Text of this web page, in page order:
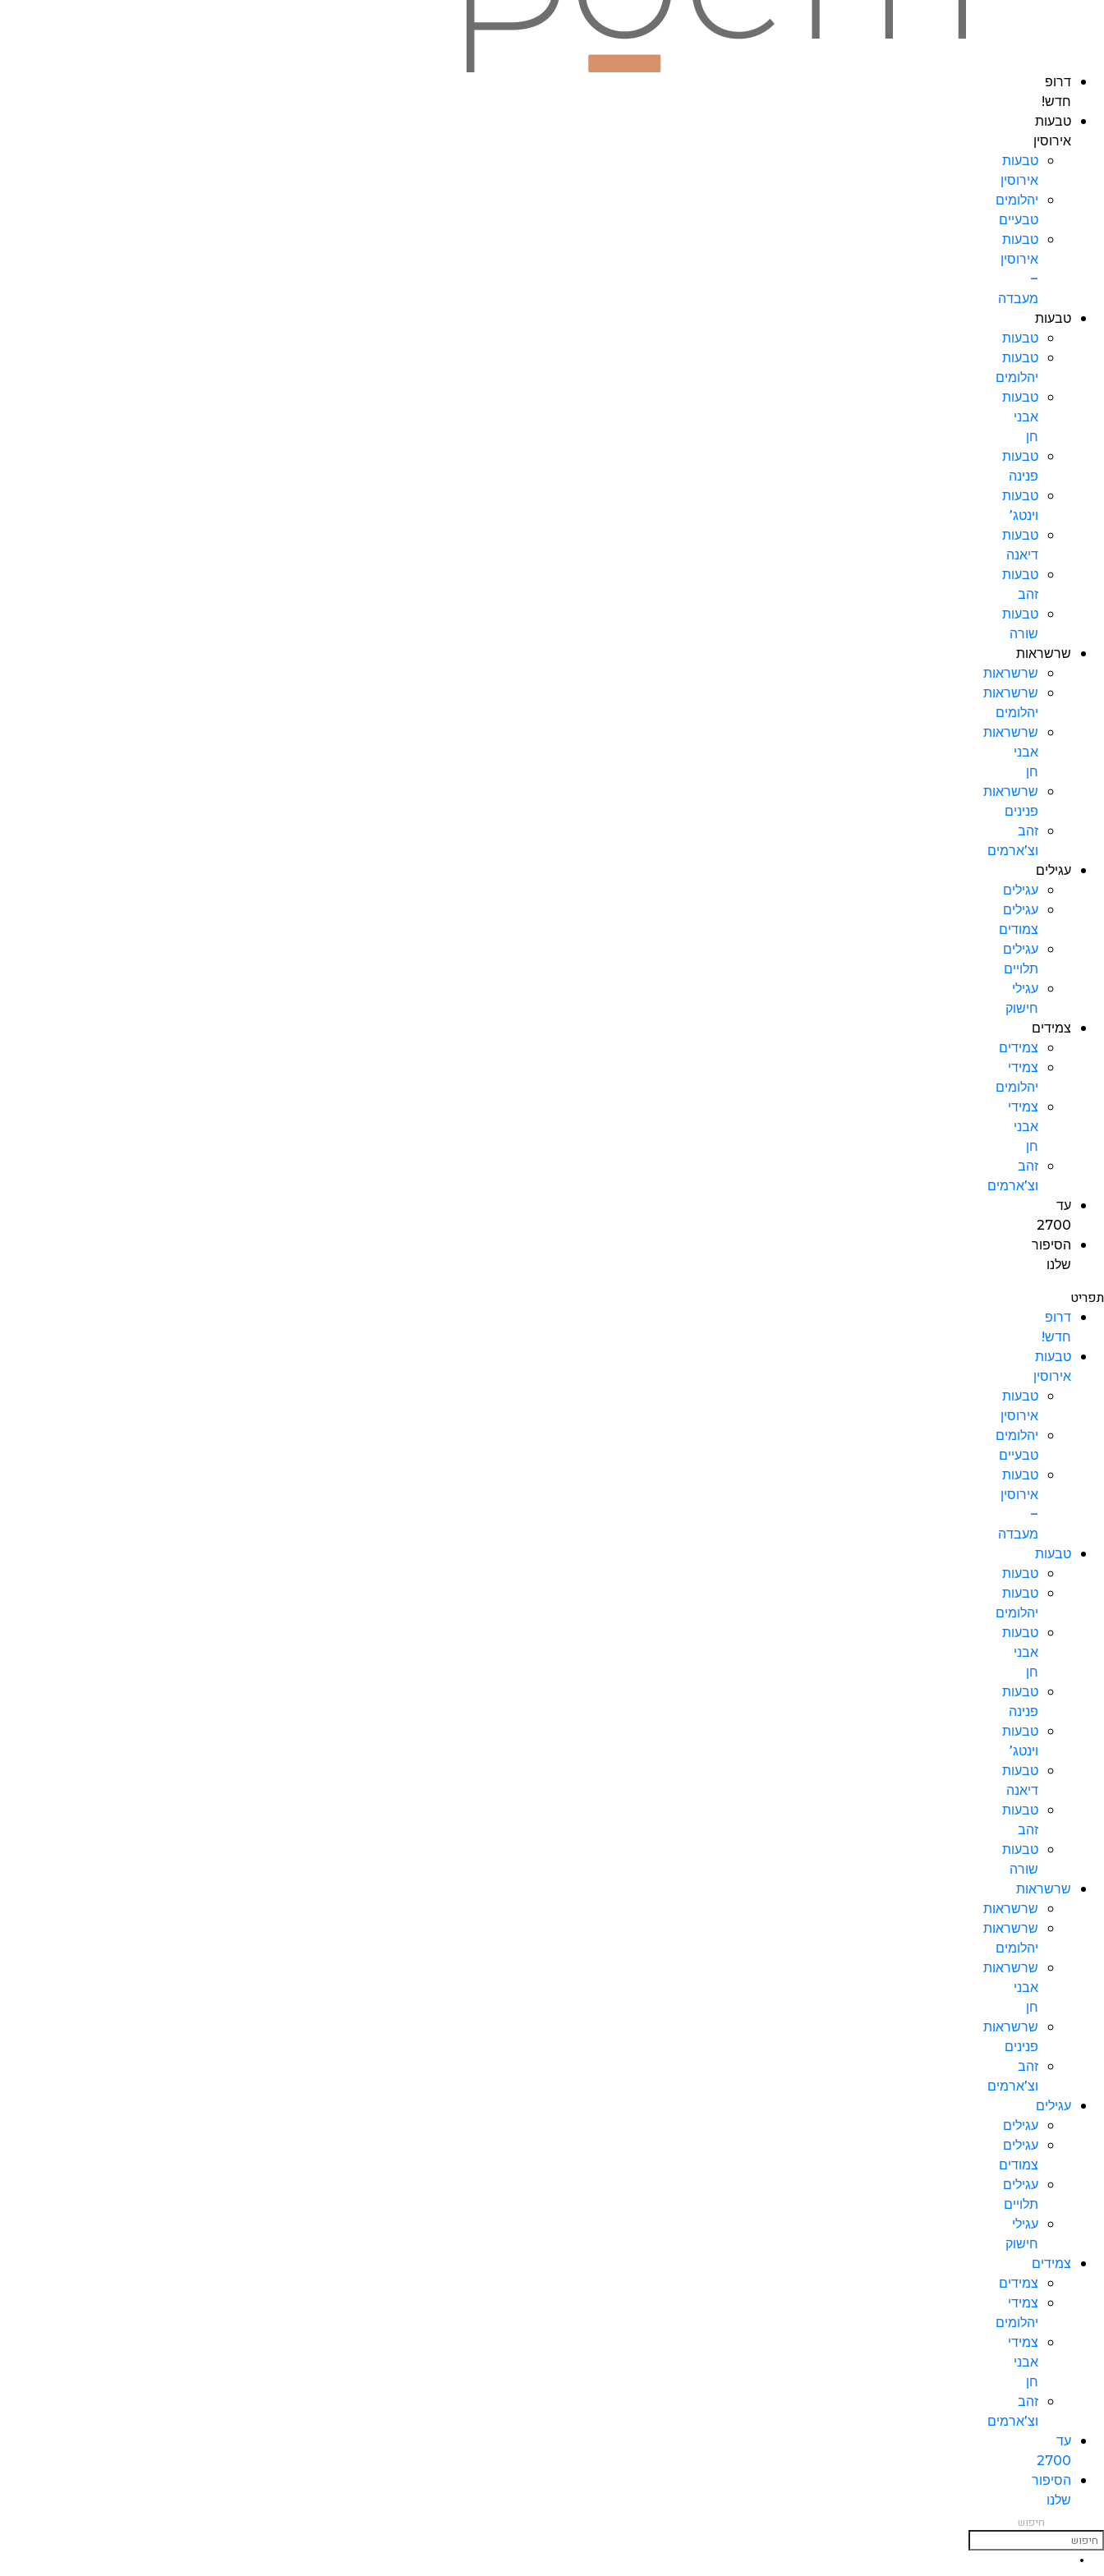
דרופ
חדש!
טבעות
אירוסין
טבעות
אירוסין
יהלומים
טבעיים
טבעות
אירוסין
–
מעבדה
טבעות
טבעות
טבעות
יהלומים
טבעות
אבני
חן
טבעות
פנינה
טבעות
וינטג’
טבעות
דיאנה
טבעות
זהב
טבעות
שורה
שרשראות
שרשראות
שרשראות
יהלומים
שרשראות
אבני
חן
שרשראות
פנינים
זהב
וצ’ארמים
עגילים
עגילים
עגילים
צמודים
עגילים
תלויים
עגילי
חישוק
צמידים
צמידים
צמידי
יהלומים
צמידי
אבני
חן
זהב
וצ’ארמים
עד
2700
הסיפור
שלנו
תפריט
דרופ
חדש!
טבעות
אירוסין
טבעות
אירוסין
יהלומים
טבעיים
טבעות
אירוסין
–
מעבדה
טבעות
טבעות
טבעות
יהלומים
טבעות
אבני
חן
טבעות
פנינה
טבעות
וינטג’
טבעות
דיאנה
טבעות
זהב
טבעות
שורה
שרשראות
שרשראות
שרשראות
יהלומים
שרשראות
אבני
חן
שרשראות
פנינים
זהב
וצ’ארמים
עגילים
עגילים
עגילים
צמודים
עגילים
תלויים
עגילי
חישוק
צמידים
צמידים
צמידי
יהלומים
צמידי
אבני
חן
זהב
וצ’ארמים
עד
2700
הסיפור
שלנו
חיפוש